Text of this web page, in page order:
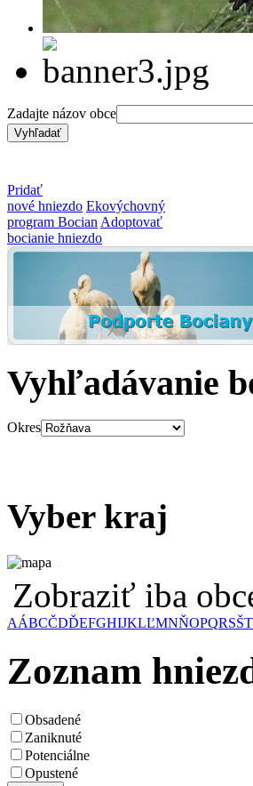
Zadajte názov obce
Pridať
nové hniezdo Ekovýchovný
program Bocian Adoptovať
bocianie hniezdo
Vyhľadávanie
Okres
Vyber kraj
Zobraziť iba
AÁBCČDĎEFGHIJKLĽMNŇOPQRSŠT
Zoznam
Obsadené
Zaniknuté
Potenciálne
Opustené